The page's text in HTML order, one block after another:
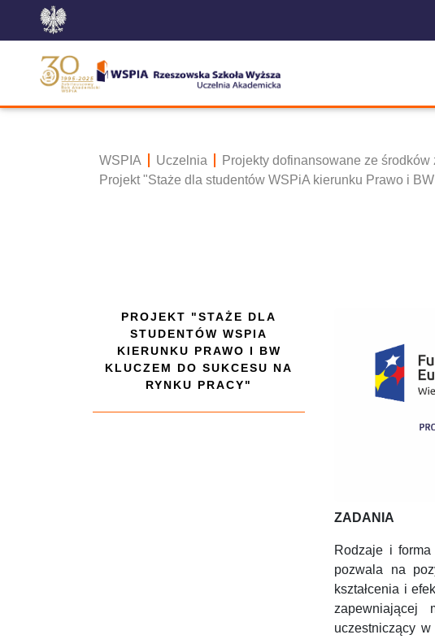
WSPIA Uczelnia Projekty dofinansowane ze środków
Projekt "Staże dla studentów WSPiA kierunku Prawo i
PROJEKT "STAŻE DLA
STUDENTÓW WSPIA
KIERUNKU PRAWO I BW
KLUCZEM DO SUKCESU NA
RYNKU PRACY"
ZADANIA
Rodzaje i
pozwala na
kształcenia i
zapewniającej
uczestniczący